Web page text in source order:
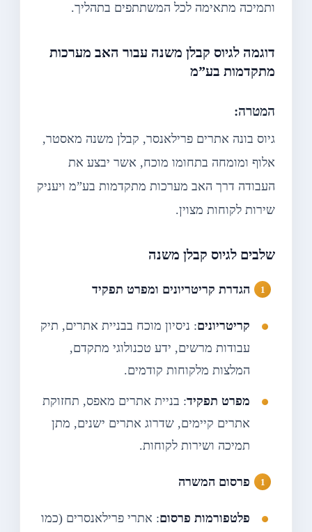
ותמיכה מתאימה לכל המשתתפים בתהליך.
דוגמה לגיוס קבלן משנה עבור האב מערכות
מתקדמות בע”מ
המטרה:
גיוס בונה אתרים פרילאנסר, קבלן משנה מאסטר,
אלוף ומומחה בתחומו מוכח, אשר יבצע את
העבודה דרך האב מערכות מתקדמות בע”מ ויעניק
שירות לקוחות מצוין.
שלבים לגיוס קבלן משנה
הגדרת קריטריונים ומפרט תפקיד
קריטריונים: ניסיון מוכח בבניית אתרים, תיק
עבודות מרשים, ידע טכנולוגי מתקדם,
המלצות מלקוחות קודמים.
מפרט תפקיד: בניית אתרים מאפס, תחזוקת
אתרים קיימים, שדרוג אתרים ישנים, מתן
תמיכה ושירות לקוחות.
פרסום המשרה
פלטפורמות פרסום: אתרי פרילאנסרים (כמו